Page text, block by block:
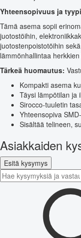
Yhteensopivuus ja
Tämä asema sopii
juotostöihin,
juotostenpoistotöihin
lämmönhallintaa
Tärkeä huomautus:
Kompakti asema
Täysi lämpötilan ja
Sirocco-tuuletin
Yhteensopiva
Sisältää telineen,
Asiakkaiden
Esitä kysymys